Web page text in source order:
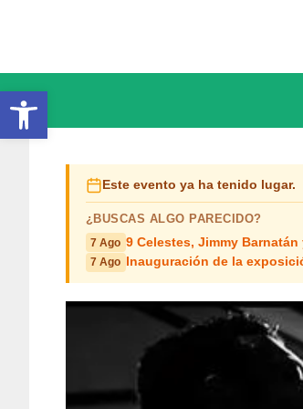
Abrir barra de herramientas
Este evento ya ha tenido lugar.
¿BUSCAS ALGO PARECIDO?
7 Ago 9 Celestes, Jimmy
7 Ago Inauguración de la